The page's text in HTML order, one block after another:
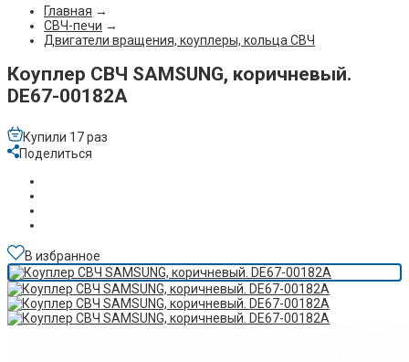
Главная →
СВЧ-печи →
Двигатели вращения, коуплеры, кольца СВЧ
Коуплер СВЧ SAMSUNG, коричневый.
DE67-00182A
Купили 17 раз
Поделиться
В избранное